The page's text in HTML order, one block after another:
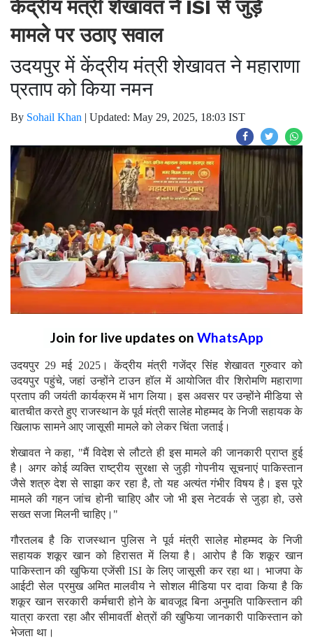
केंद्रीय मंत्री शेखावत ने ISI से जुड़े
मामले पर उठाए सवाल
उदयपुर में केंद्रीय मंत्री शेखावत ने महाराणा
प्रताप को किया नमन
By Sohail Khan | Updated: May 29, 2025, 18:03 IST
Join for live updates on WhatsApp
उदयपुर 29 मई 2025। केंद्रीय मंत्री गजेंद्र सिंह शेखावत गुरुवार को
उदयपुर पहुंचे, जहां उन्होंने टाउन हॉल में आयोजित वीर शिरोमणि महाराणा
प्रताप की जयंती कार्यक्रम में भाग लिया। इस अवसर पर उन्होंने मीडिया से
बातचीत करते हुए राजस्थान के पूर्व मंत्री सालेह मोहम्मद के निजी सहायक के
खिलाफ सामने आए जासूसी मामले को लेकर चिंता जताई।
शेखावत ने कहा, "मैं विदेश से लौटते ही इस मामले की जानकारी प्राप्त हुई
है। अगर कोई व्यक्ति राष्ट्रीय सुरक्षा से जुड़ी गोपनीय सूचनाएं पाकिस्तान
जैसे शत्रु देश से साझा कर रहा है, तो यह अत्यंत गंभीर विषय है। इस पूरे
मामले की गहन जांच होनी चाहिए और जो भी इस नेटवर्क से जुड़ा हो, उसे
सख्त सजा मिलनी चाहिए।"
गौरतलब है कि राजस्थान पुलिस ने पूर्व मंत्री सालेह मोहम्मद के निजी
सहायक शकूर खान को हिरासत में लिया है। आरोप है कि शकूर खान
पाकिस्तान की खुफिया एजेंसी ISI के लिए जासूसी कर रहा था। भाजपा के
आईटी सेल प्रमुख अमित मालवीय ने सोशल मीडिया पर दावा किया है कि
शकूर खान सरकारी कर्मचारी होने के बावजूद बिना अनुमति पाकिस्तान की
यात्रा करता रहा और सीमावर्ती क्षेत्रों की खुफिया जानकारी पाकिस्तान को
भेजता था।